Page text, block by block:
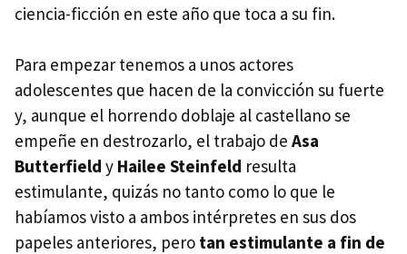
ciencia-ficción en este año que toca a su fin.
Para empezar tenemos a unos actores
adolescentes que hacen de la convicción su fuerte
y, aunque el horrendo doblaje al castellano se
empeñe en destrozarlo, el trabajo de Asa
Butterfield y Hailee Steinfeld resulta
estimulante, quizás no tanto como lo que le
habíamos visto a ambos intérpretes en sus dos
papeles anteriores, pero tan estimulante a fin de